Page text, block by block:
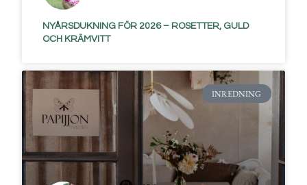
NYÅRSDUKNING FÖR 2026 – ROSETTER, GULD
OCH KRÄMVITT
INREDNING